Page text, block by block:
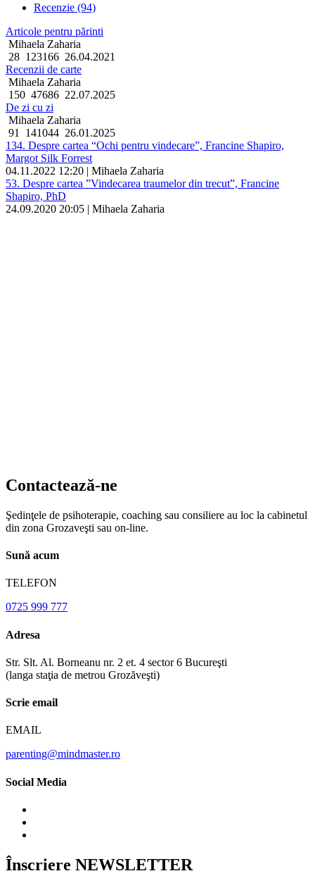
Recenzie (94)
Articole pentru părinti
Mihaela Zaharia
28 123166 26.04.2021
Recenzii de carte
Mihaela Zaharia
150 47686 22.07.2025
De zi cu zi
Mihaela Zaharia
91
141044 26.01.2025
134. Despre cartea “Ochi pentru vindecare”, Francine Shapiro,
Margot Silk Forrest
04.11.2022 12:20 | Mihaela Zaharia
53. Despre cartea ”Vindecarea traumelor din trecut”, Francine
Shapiro, PhD
24.09.2020 20:05 | Mihaela Zaharia
Contactează-ne
Şedinţele de psihoterapie, coaching sau consiliere au loc la cabinetul
din zona Grozaveşti sau on-line.
Sună acum
TELEFON
0725 999 777
Adresa
Str. Slt. Al. Borneanu nr. 2 et. 4 sector 6 Bucureşti
(langa staţia de metrou Grozăveşti)
Scrie email
EMAIL
parenting@mindmaster.ro
Social Media
Înscriere NEWSLETTER